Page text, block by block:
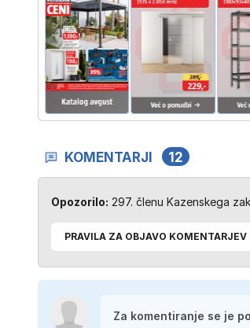
KOMENTARJI 12
Opozorilo: 297. členu Kazenskega
PRAVILA ZA OBJAVO KOMENTARJEV